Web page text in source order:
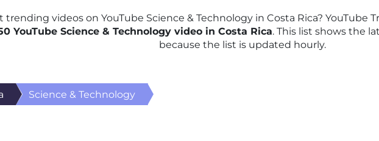
videos on YouTube Science & Technology in Costa Rica? YouTube
YouTube Science & Technology video in Costa Rica. This list shows the
because the list is updated hourly.
Science & Technology